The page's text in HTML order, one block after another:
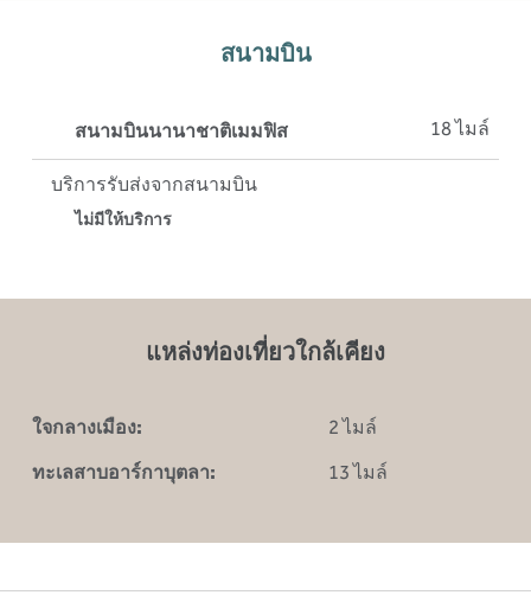
สนามบิน
สนามบินนานาชาติเมมฟิส 18 ไมล์
บริการรับส่งจากสนามบิน
ไม่มีให้บริการ
แหล่งท่องเที่ยวใกล้เคียง
ใจกลางเมือง:
2 ไมล์
ทะเลสาบอาร์กาบุตลา:
13 ไมล์